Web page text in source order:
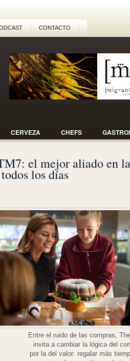
CONTACTO
CERVEZA CHEFS
el mejor aliado en
los días
Entre el ruido de las compras,
invita a cambiar la lógica del
por la del valor: regalar más